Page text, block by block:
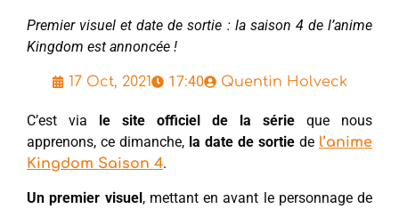
Premier visuel et date de sortie : la saison 4 de l’anime
Kingdom est annoncée !
17 Oct, 2021 17:40 Quentin Holveck
C’est via le site officiel de la série que nous
apprenons, ce dimanche, la date de sortie de l’anime
Kingdom Saison 4.
Un premier visuel, mettant en avant le personnage de